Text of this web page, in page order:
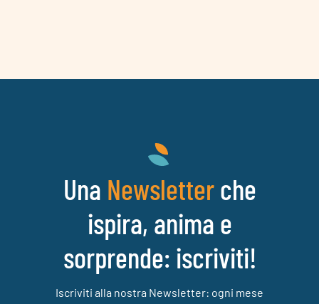
Una Newsletterche
ispira, anima e
sorprende: iscriviti!
Iscriviti alla nostra Newsletter: ogni mese